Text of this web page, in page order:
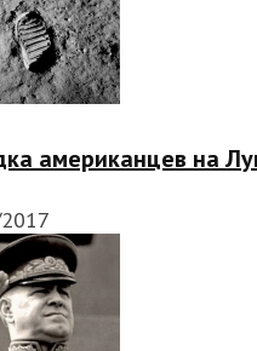
американцев на